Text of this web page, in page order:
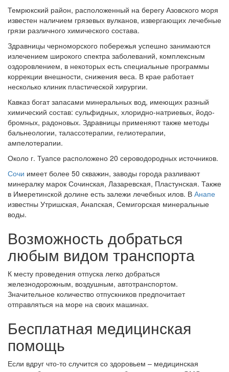
Темрюкский район, расположенный на берегу Азовского моря
известен наличием грязевых вулканов, извергающих лечебные
грязи различного химического состава.
Здравницы черноморского побережья успешно занимаются
излечением широкого спектра заболеваний, комплексным
оздоровлением, в некоторых есть специальные программы
коррекции внешности, снижения веса. В крае работает
несколько клиник пластической хирургии.
Кавказ богат запасами минеральных вод, имеющих разный
химический состав: сульфидных, хлоридно-натриевых, йодо-
бромных, радоновых. Здравницы применяют также методы
бальнеологии, талассотерапии, гелиотерапии,
ампелотерапии.
Около г. Туапсе расположено 20 сероводородных источников.
Сочи имеет более 50 скважин, заводы города разливают
минералку марок Сочинская, Лазаревская, Пластунская. Также
в Имеретинской долине есть залежи лечебных илов. В Анапе
известны Утришская, Анапская, Семигорская минеральные
воды.
Возможность добраться
любым видом транспорта
К месту проведения отпуска легко добраться
железнодорожным, воздушным, автотранспортом.
Значительное количество отпускников предпочитает
отправляться на море на своих машинах.
Бесплатная медицинская
помощь
Если вдруг что-то случится со здоровьем – медицинская